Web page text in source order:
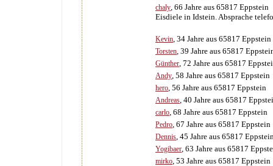
chaly, 66 Jahre aus 65817 Eppstein
Eisdiele in Idstein. Absprache
Kevin, 34 Jahre aus 65817 Eppstein
Torsten, 39 Jahre aus 65817
Günther, 72 Jahre aus 65817
Andy, 58 Jahre aus 65817 Eppstein
hero, 56 Jahre aus 65817 Eppstein
Andreas, 40 Jahre aus 65817
carlo, 68 Jahre aus 65817 Eppstein
Pedro, 67 Jahre aus 65817 Eppstein
Dennis, 45 Jahre aus 65817
Yogibaer, 63 Jahre aus 65817
mirko, 53 Jahre aus 65817 Eppstein